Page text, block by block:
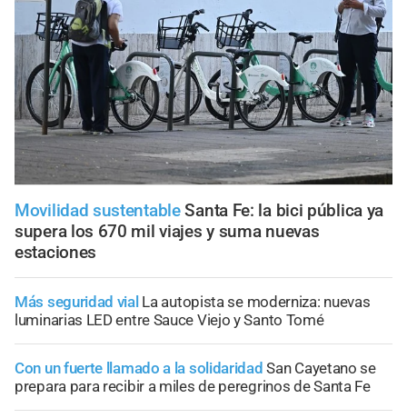
Movilidad sustentable Santa Fe: la bici pública ya
supera los 670 mil viajes y suma nuevas
estaciones
Más seguridad vial La autopista se moderniza: nuevas
luminarias LED entre Sauce Viejo y Santo Tomé
Con un fuerte llamado a la solidaridad San Cayetano se
prepara para recibir a miles de peregrinos de Santa Fe